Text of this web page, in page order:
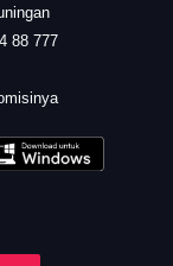
88 777